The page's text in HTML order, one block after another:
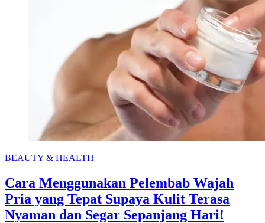
Categories
BEAUTY & HEALTH
Cara Menggunakan Pelembab Wajah
Pria yang Tepat Supaya Kulit Terasa
Nyaman dan Segar Sepanjang Hari!